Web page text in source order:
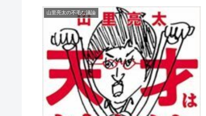
山里亮太の不毛な議論